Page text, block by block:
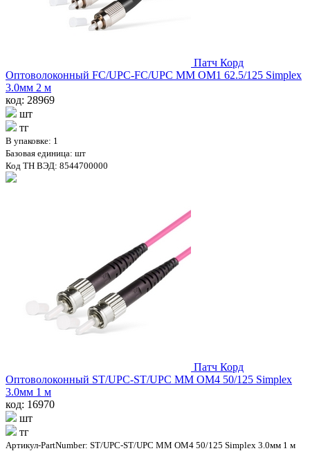
Патч Корд
Оптоволоконный FC/UPC-FC/UPC MM OM1 62.5/125 Simplex
3.0мм 2 м
код: 28969
шт
тг
В упаковке: 1
Базовая единица: шт
Код ТН ВЭД: 8544700000
Патч Корд
Оптоволоконный ST/UPC-ST/UPC MM OM4 50/125 Simplex
3.0мм 1 м
код: 16970
шт
тг
Артикул-PartNumber: ST/UPC-ST/UPC MM OM4 50/125 Simplex 3.0мм 1 м